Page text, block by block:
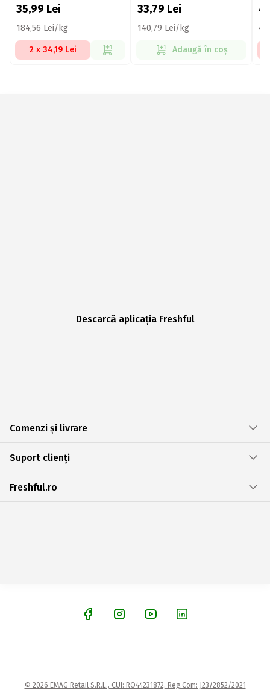
35,99 Lei
184,56 Lei/kg
2 x 34,19 Lei
33,79 Lei
140,79 Lei/kg
Adaugă în coș
Descarcă aplicația Freshful
Comenzi și livrare
Suport clienți
Freshful.ro
© 2026 EMAG Retail S.R.L., CUI: RO44231872, Reg.Com: J23/2852/2021